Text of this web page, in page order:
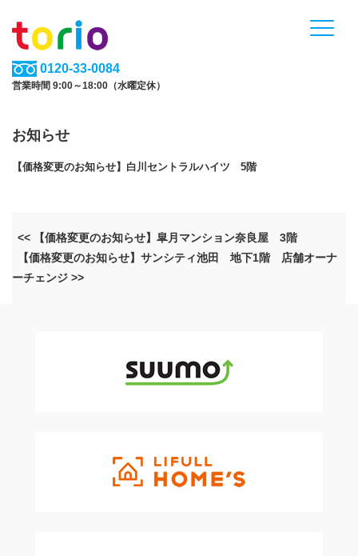
0120-33-0084
営業時間 9:00～18:00（水曜定休）
お知らせ
【価格変更のお知らせ】白川セントラルハイツ 5階
<< 【価格変更のお知らせ】皐月マンション奈良屋 3階
【価格変更のお知らせ】サンシティ池田 地下1階 店舗オーナ
ーチェンジ >>